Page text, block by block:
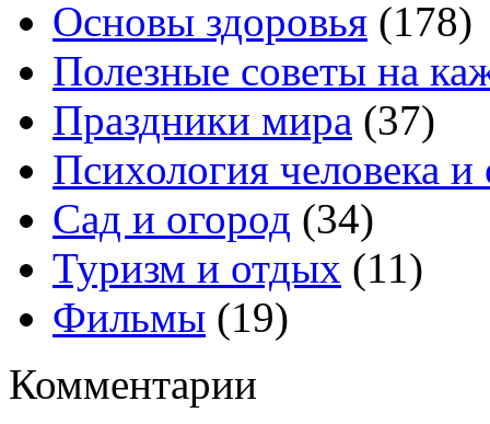
Основы здоровья (178)
Полезные советы на
Праздники мира (37)
Психология человека
Сад и огород (34)
Туризм и отдых (11)
Фильмы (19)
Комментарии